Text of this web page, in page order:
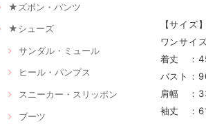
★ズボン・パンツ
★シューズ
サンダル・ミュール
ヒール・パンプス
スニーカー・スリッポン
ブーツ
【サイズ】
ワンサイ
着丈 ：
バスト：
肩幅 ：
袖丈 ：